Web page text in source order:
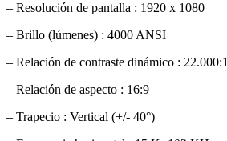
– Resolución de pantalla : 1920 x 1080
– Brillo (lúmenes) : 4000 ANSI
– Relación de contraste dinámico : 22.000:1
– Relación de aspecto : 16:9
– Trapecio : Vertical (+/- 40°)